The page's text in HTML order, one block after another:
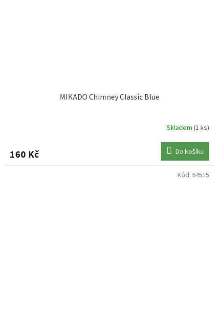
MIKADO Chimney Classic Blue
Skladem (1 ks)
160 Kč Do košíku
Kód: 64515